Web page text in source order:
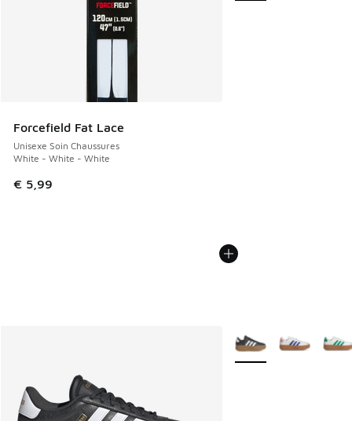
Forcefield Fat Lace
Unisexe Soin Chaussures
White - White - White
€ 5,99
Plus de couleurs